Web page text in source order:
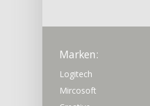
Marken:
Logitech
Mircosoft